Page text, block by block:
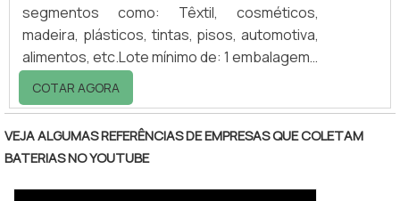
segmentos como: Têxtil, cosméticos,
madeira, plásticos, tintas, pisos, automotiva,
alimentos, etc.Lote mínimo de: 1 embalagem -
20kgO Crosslinker X-7 é um eficiente
catalisador para tinta, revestimentos e
adesivos. Ele melhora as propriedades finais
do produto, promove o aumento da
resistência ao atrito/abrasão, aumenta a
resistência à solventes, água e detergentes,
COTAR AGORA
VEJA ALGUMAS REFERÊNCIAS DE EMPRESAS QUE COLETAM
BATERIAS NO YOUTUBE